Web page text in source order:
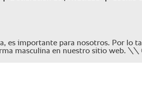
es importante para nosotros. Por lo
masculina en nuestro sitio web. \\